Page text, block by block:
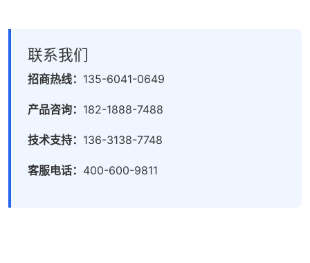
联系我们
招商热线： 135-6041-0649
产品咨询： 182-1888-7488
技术支持： 136-3138-7748
客服电话： 400-600-9811